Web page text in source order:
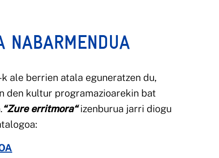
NABARMENDUA
ale berrien atala eguneratzen du,
den kultur programazioarekin bat
“Zure erritmora“ izenburua jarri diogu